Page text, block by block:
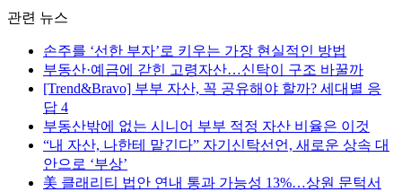
관련 뉴스
손주를 ‘선한 부자’로 키우는 가장 현실적인 방법
부동산·예금에 갇힌 고령자산…신탁이 구조 바꿀까
[Trend&Bravo] 부부 자산, 꼭 공유해야 할까? 세대별 응
답 4
부동산밖에 없는 시니어 부부 적정 자산 비율은 이것
“내 자산, 나한테 맡긴다” 자기신탁선언, 새로운 상속 대
안으로 ‘부상’
美 클래리티 법안 연내 통과 가능성 13%…상원 문턱서